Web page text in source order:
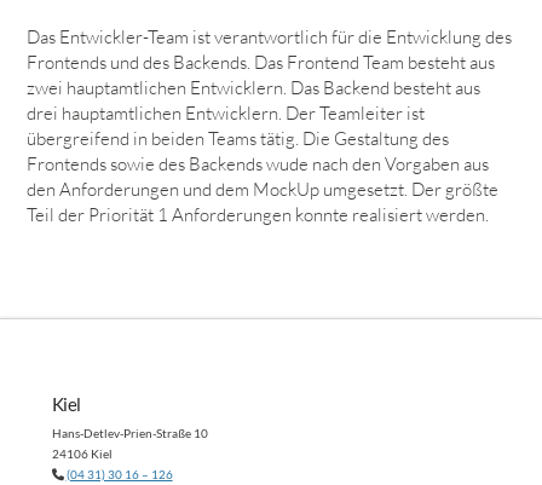
Das Entwickler-Team ist verantwortlich für die Entwicklung des
Frontends und des Backends. Das Frontend Team besteht aus
zwei hauptamtlichen Entwicklern. Das Backend besteht aus
drei hauptamtlichen Entwicklern. Der Teamleiter ist
übergreifend in beiden Teams tätig. Die Gestaltung des
Frontends sowie des Backends wude nach den Vorgaben aus
den Anforderungen und dem MockUp umgesetzt. Der größte
Teil der Priorität 1 Anforderungen konnte realisiert werden.
Kiel
Hans-Detlev-Prien-Straße 10
24106 Kiel
(04 31) 30 16 – 126